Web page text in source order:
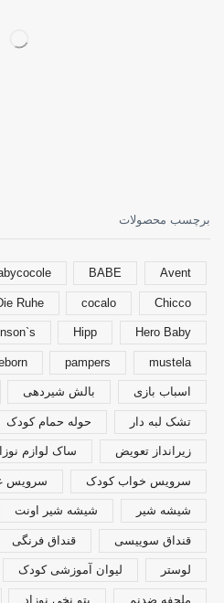
برچسب محصولات
Avent
BABE
Chicco
cocalo
Ruhe
Hero Baby
Hipp
mustela
pampers
اسباب بازی بالش شیردهی
تشک لبه دار حوله حمام کودک
زیرانداز تعویض ساک لوازم
سرویس خواب کودک سرویس
شیشه شیر شیشه شیر اونت
قنداق سوییسی قنداق فرنگی
لوستر لیوان آموزشی کودک
ملحفه ضدنم پتو نخی نوزاد